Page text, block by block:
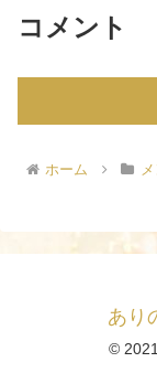
コメント
ホーム
あり
©